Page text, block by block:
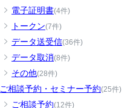
電子証明書(4件)
トークン(7件)
データ送受信(36件)
データ取消(8件)
その他(28件)
ご相談予約・セミナー予約(25件)
ご相談予約(12件)